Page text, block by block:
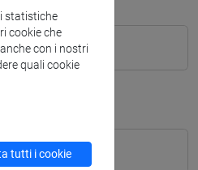
statistiche
cookie che
con i nostri
quali cookie
tutti i cookie